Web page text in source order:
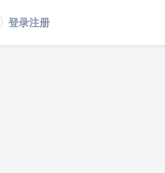
登录注册